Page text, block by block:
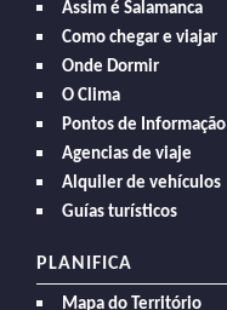
Assim é Salamanca
Como chegar e viajar
Onde Dormir
O Clima
Pontos de Informação
Agencias de viaje
Alquiler de vehículos
Guías turísticos
PLANIFICA
Mapa do Território